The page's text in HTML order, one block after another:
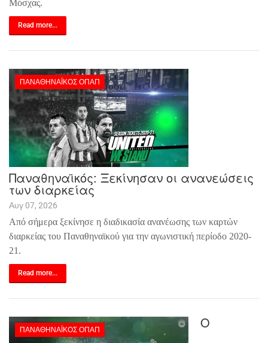
Μόσχας.
Read more...
ΠΑΝΑΘΗΝΑΪΚΌΣ ΟΠΑΠ
Παναθηναϊκός: Ξεκίνησαν οι ανανεώσεις
των διαρκείας
Αυγ 07, 2026
Από σήμερα ξεκίνησε η διαδικασία ανανέωσης των καρτών
διαρκείας του Παναθηναϊκού για την αγωνιστική περίοδο 2020-
21.
Read more...
ΠΑΝΑΘΗΝΑΪΚΌΣ ΟΠΑΠ Ο